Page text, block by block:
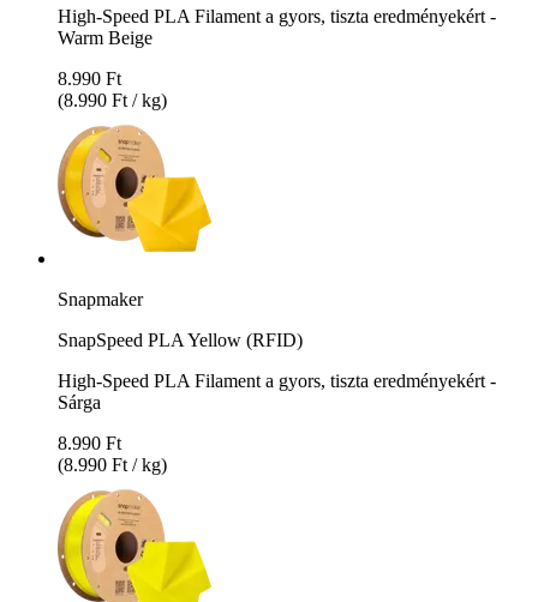
High-Speed PLA Filament a gyors, tiszta eredményekért -
Warm Beige
8.990 Ft
(8.990 Ft / kg)
Snapmaker
SnapSpeed PLA Yellow (RFID)
High-Speed PLA Filament a gyors, tiszta eredményekért -
Sárga
8.990 Ft
(8.990 Ft / kg)